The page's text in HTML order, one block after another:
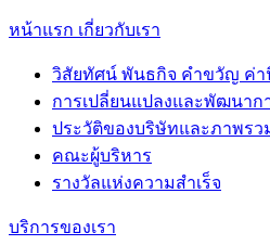
หน้าแรก เกี่ยวกับเรา
วิสัยทัศน์ พันธกิจ คำขวัญ ค่า
การเปลี่ยนแปลงและพัฒนา
ประวัติของบริษัทและภาพรว
คณะผู้บริหาร
รางวัลแห่งความสำเร็จ
บริการของเรา